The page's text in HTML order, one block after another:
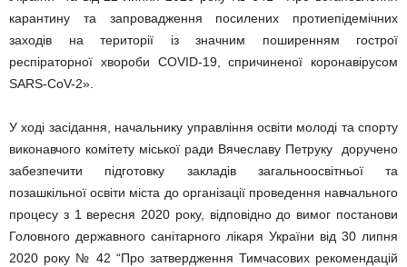
карантину та запровадження посилених протиепідемічних
заходів на території із значним поширенням гострої
респіраторної хвороби COVID-19, спричиненої коронавірусом
SARS-CoV-2».
У ході засідання, начальнику управління освіти молоді та спорту
виконавчого комітету міської ради Вячеславу Петруку доручено
забезпечити підготовку закладів загальноосвітньої та
позашкільної освіти міста до організації проведення навчального
процесу з 1 вересня 2020 року, відповідно до вимог постанови
Головного державного санітарного лікаря України від 30 липня
2020 року № 42 “Про затвердження Тимчасових рекомендацій